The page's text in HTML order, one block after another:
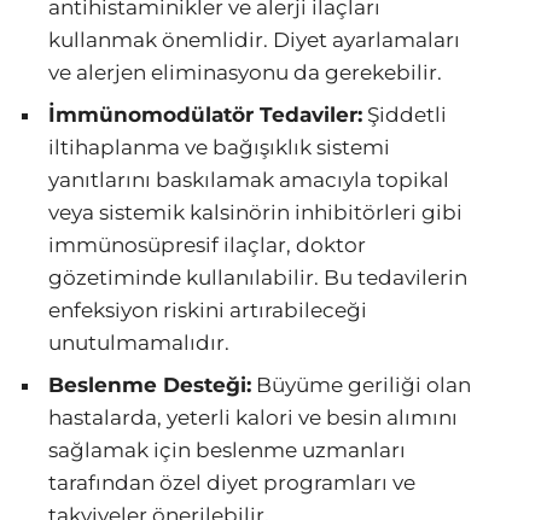
antihistaminikler ve alerji ilaçları
kullanmak önemlidir. Diyet ayarlamaları
ve alerjen eliminasyonu da gerekebilir.
İmmünomodülatör Tedaviler: Şiddetli
iltihaplanma ve bağışıklık sistemi
yanıtlarını baskılamak amacıyla topikal
veya sistemik kalsinörin inhibitörleri gibi
immünosüpresif ilaçlar, doktor
gözetiminde kullanılabilir. Bu tedavilerin
enfeksiyon riskini artırabileceği
unutulmamalıdır.
Beslenme Desteği: Büyüme geriliği olan
hastalarda, yeterli kalori ve besin alımını
sağlamak için beslenme uzmanları
tarafından özel diyet programları ve